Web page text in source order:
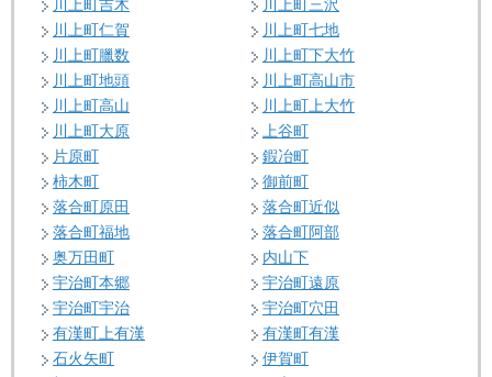
川上町吉木
川上町三沢
川上町仁賀
川上町七地
川上町臘数
川上町下大竹
川上町地頭
川上町高山市
川上町高山
川上町上大竹
川上町大原
上谷町
片原町
鍜冶町
柿木町
御前町
落合町原田
落合町近似
落合町福地
落合町阿部
奥万田町
内山下
宇治町本郷
宇治町遠原
宇治町宇治
宇治町穴田
有漢町上有漢
有漢町有漢
石火矢町
伊賀町